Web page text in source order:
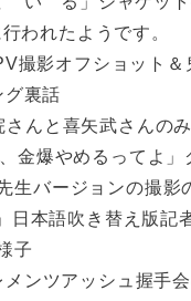
われたようです。
フショット＆鬼
グ裏話
んと喜矢武さんのみ
金爆やめるってよ」
生バージョンの撮影
本語吹き替え版記
子
ンツアッシュ握手